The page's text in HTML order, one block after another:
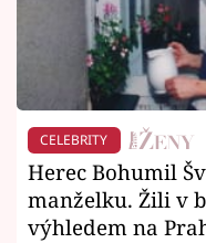
CELEBRITY
Herec Bohumil
manželku. Žili v
výhledem na